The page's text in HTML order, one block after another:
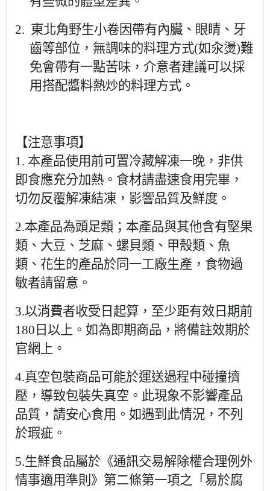
2. 東北角野生小卷因帶有內臟、眼睛、牙
齒等部位，無調味的料理方式(如汆燙)難
免會帶有一點苦味，介意者建議可以採
用搭配醬料熱炒的料理方式。
【注意事項】
1. 本產品使用前可置冷藏解凍一晚，非供
即食應充分加熱。食材請盡速食用完畢，
切勿反覆解凍結凍，影響品質及鮮度。
2.本產品為頭足類；本產品與其他含有堅果
類、大豆、芝麻、螺貝類、甲殼類、魚
類、花生的產品於同一工廠生產，食物過
敏者請留意。
3.以消費者收受日起算，至少距有效日期前
180 日以上。如為即期商品，將備註效期於
官網上。
4.真空包裝商品可能於運送過程中碰撞擠
壓，導致包裝失真空。此現象不影響產品
品質，請安心食用。如遇到此情況，不列
於瑕疵。
5.生鮮食品屬於《通訊交易解除權合理例外
情事適用準則》第二條第一項之「易於腐